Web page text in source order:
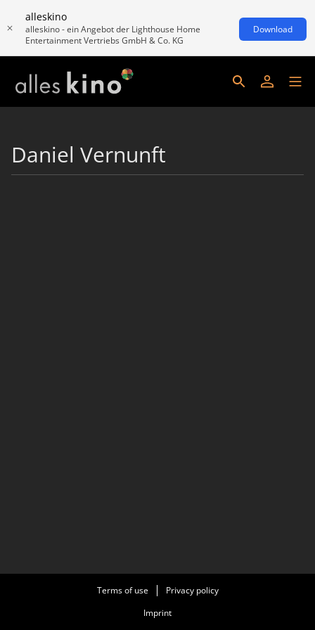
alleskino
alleskino - ein Angebot der Lighthouse Home
Entertainment Vertriebs GmbH & Co. KG
Download
Daniel Vernunft
Terms of use
Privacy policy
Imprint